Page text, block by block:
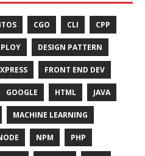
CGO CLI CPP
DESIGN PATTERN
FRONT END DEV
GOOGLE HTML JAVA
MACHINE LEARNING
NPM PHP